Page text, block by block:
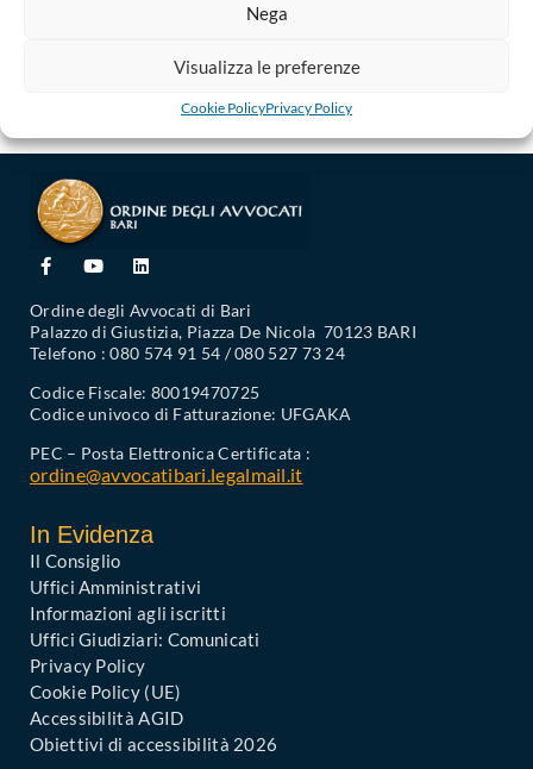
Nega
Visualizza le preferenze
Cookie PolicyPrivacy Policy
Consiglio Distrettuale di Disciplina
unione REGIONALE ORDINI AVVOCATI PUGLIA
Ordine degli Avvocati di Bari
Palazzo di Giustizia, Piazza De Nicola 70123 BARI
Telefono : 080 574 91 54 / 080 527 73 24
Codice Fiscale: 80019470725
Codice univoco di Fatturazione: UFGAKA
PEC – Posta Elettronica Certificata :
ordine@avvocatibari.legalmail.it
In Evidenza
Il Consiglio
Uffici Amministrativi
Informazioni agli iscritti
Uffici Giudiziari: Comunicati
Privacy Policy
Cookie Policy (UE)
Accessibilità AGID
Obiettivi di accessibilità 2026